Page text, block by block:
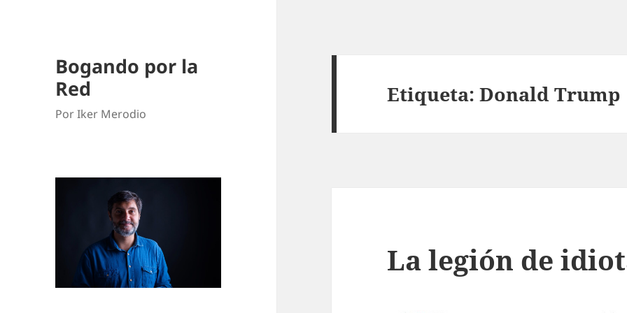
Bogando por la
Red
Por Iker Merodio
Etiqueta:Donald Trump
La legión de